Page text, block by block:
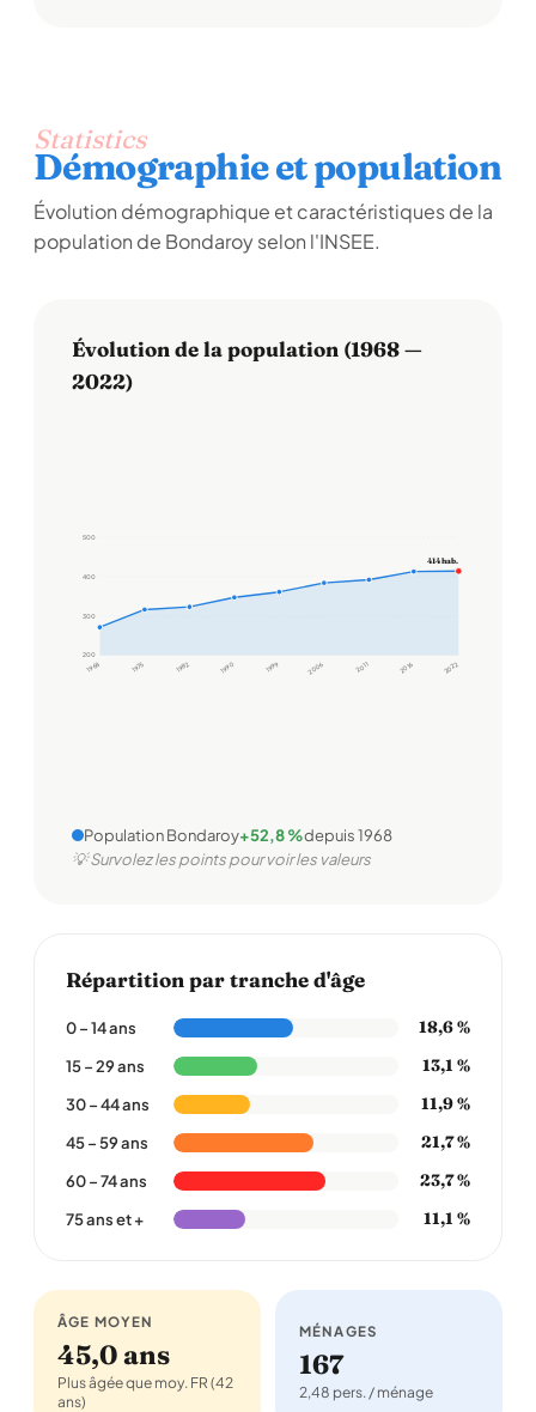
Statistics
Démographie et population
Évolution démographique et caractéristiques de la
population de Bondaroy selon l'INSEE.
Évolution de la population (1968 —
2022)
200
300
400
500
1968 1975 1982 1990 1999 2006 2011 2016 2022
414 hab.
Population Bondaroy+52,8 %depuis 1968
💡 Survolez les points pour voir les valeurs
Répartition par tranche d'âge
0 – 14 ans 18,6 %
15 – 29 ans 13,1 %
30 – 44 ans 11,9 %
45 – 59 ans 21,7 %
60 – 74 ans 23,7 %
75 ans et + 11,1 %
ÂGE MOYEN
45,0 ans
Plus âgée que moy. FR (42
ans)
MÉNAGES
167
2,48 pers. / ménage